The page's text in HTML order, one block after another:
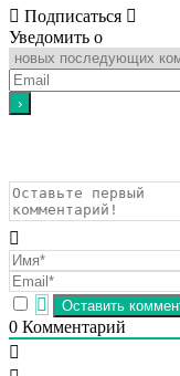
Подписаться
Уведомить о
0 Комментарий